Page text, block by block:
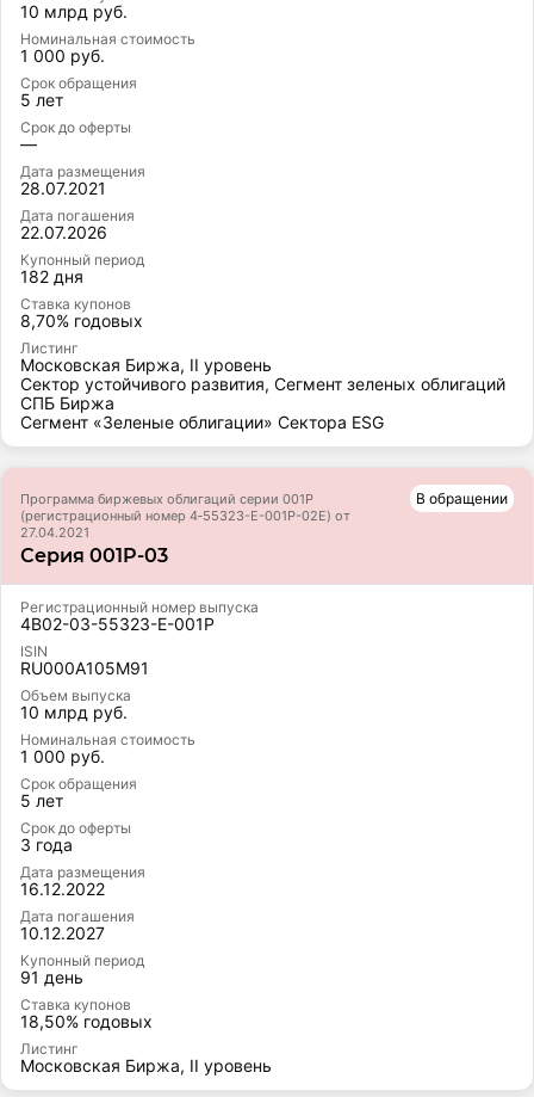
10 млрд руб.
Номинальная стоимость
1 000 руб.
Срок обращения
5 лет
Срок до оферты
—
Дата размещения
28.07.2021
Дата погашения
22.07.2026
Купонный период
182 дня
Ставка купонов
8,70% годовых
Листинг
Московская Биржа, II уровень
Сектор устойчивого развития, Сегмент зеленых облигаций
СПБ Биржа
Сегмент «Зеленые облигации» Сектора ESG
Программа биржевых облигаций серии 001Р
(регистрационный номер 4‑55323-E-001P-02E) от
27.04.2021
Серия 001P-03
В обращении
Регистрационный номер выпуска
4B02-03-55323-E-001P
ISIN
RU000A105M91
Объем выпуска
10 млрд руб.
Номинальная стоимость
1 000 руб.
Срок обращения
5 лет
Срок до оферты
3 года
Дата размещения
16.12.2022
Дата погашения
10.12.2027
Купонный период
91 день
Ставка купонов
18,50% годовых
Листинг
Московская Биржа, II уровень